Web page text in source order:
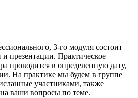
3-го модуля состоит
презентации. Практическое
проводится в определенную дату,
На практике мы будем в группе
участниками, также
ваши вопросы по теме.